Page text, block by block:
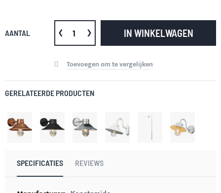
AANTAL IN WINKELWAGEN
Toevoegen om te vergelijken
GERELATEERDE PRODUCTEN
SPECIFICATIES REVIEWS